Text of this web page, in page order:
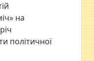
на
політичної